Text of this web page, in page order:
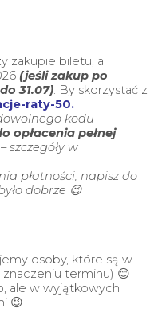
zakupie biletu, a
(jeśli zakup po
31.07). By skorzystać z
raty-50.
kodu
opłacenia pełnej
– szczegóły w
płatności, napisz do
dobrze 😉
osoby, które są w
terminu) 😊
ale w wyjątkowych
😉